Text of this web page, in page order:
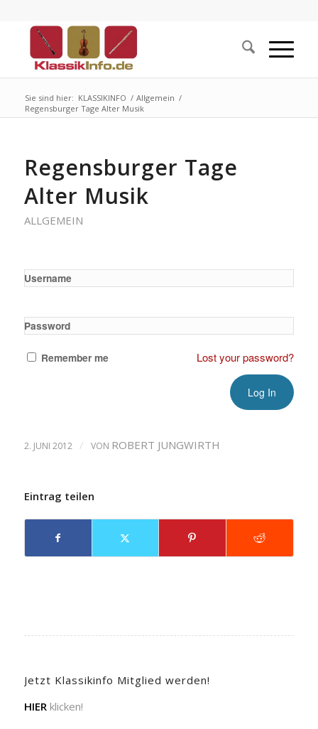
Sie sind hier: KLASSIKINFO / Allgemein /
Regensburger Tage Alter Musik
Regensburger Tage
Alter Musik
ALLGEMEIN
Username
Password
Remember me Lost your password?
2. JUNI 2012 / VON ROBERT JUNGWIRTH
Eintrag teilen
Jetzt Klassikinfo Mitglied werden!
HIER klicken!